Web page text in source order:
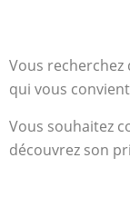
Vous recherchez
qui vous
Vous souhaitez
découvrez son